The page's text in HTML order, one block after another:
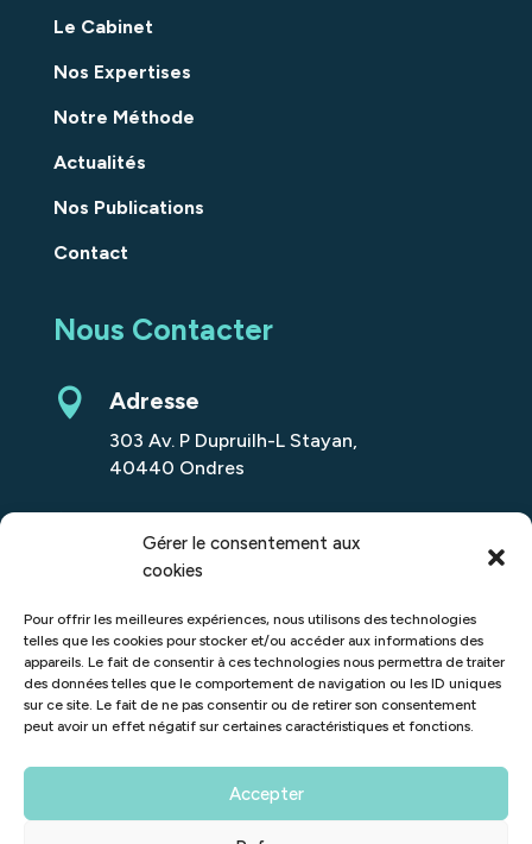
Gérer le consentement aux
cookies
Pour offrir les meilleures expériences, nous utilisons des technologies
telles que les cookies pour stocker et/ou accéder aux informations des
appareils. Le fait de consentir à ces technologies nous permettra de traiter
des données telles que le comportement de navigation ou les ID uniques
sur ce site. Le fait de ne pas consentir ou de retirer son consentement
peut avoir un effet négatif sur certaines caractéristiques et fonctions.
Accepter
Le Cabinet
Nos Expertises
Notre Méthode
Actualités
Nos Publications
Contact
Nous Contacter
 Adresse
303 Av. P Dupruilh-L Stayan,
40440 Ondres
05 59 63 00 15
 Email
contact@staterefinance.fr
 LinkedIn